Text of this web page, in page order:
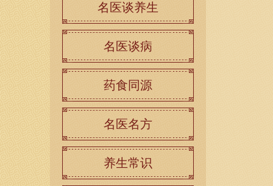
名医谈养生
名医谈病
药食同源
名医名方
养生常识